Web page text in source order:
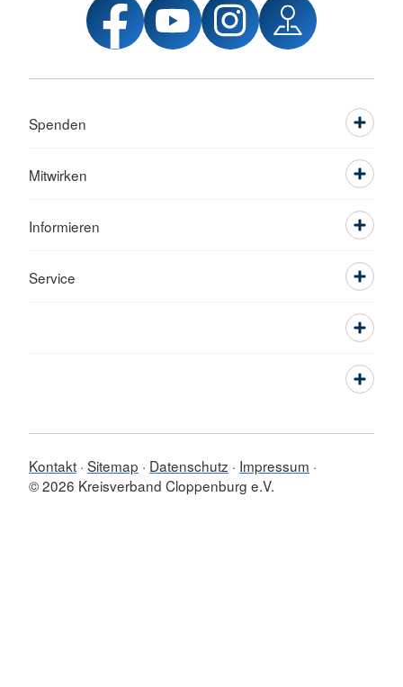
Spenden
Mitwirken
Informieren
Service
Kontakt Sitemap Datenschutz
Impressum
© 2026 Kreisverband Cloppenburg e.V.